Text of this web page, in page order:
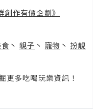
創作有價企劃》
丶 親子 丶 寵物 丶 扮靚
多吃喝玩樂資訊！